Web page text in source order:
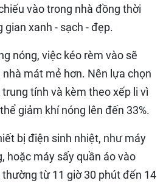
vào trong nhà đồng thời
xanh - sạch - đẹp.
nóng, việc kéo rèm vào sẽ
mát mẻ hơn. Nên lựa chọn
tính và kèm theo xếp li vì
giảm khí nóng lên đến 33%.
bị điện sinh nhiệt, như máy
hoặc máy sấy quần áo vào
từ 11 giờ 30 phút đến 14